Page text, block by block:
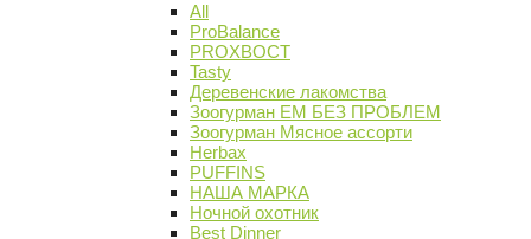
All
ProBalance
PROХВОСТ
Tasty
Деревенские лакомства
Зоогурман ЕМ БЕЗ ПРОБЛЕМ
Зоогурман Мясное ассорти
Herbax
PUFFINS
НАША МАРКА
Ночной охотник
Best Dinner